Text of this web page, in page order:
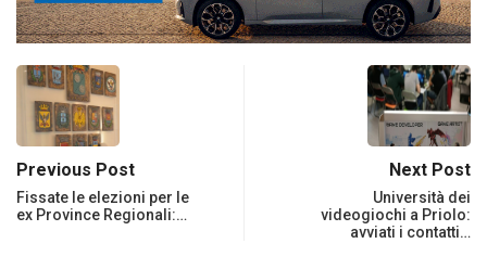
Previous Post
Fissate le elezioni per le
ex Province Regionali:…
Next Post
Università dei
videogiochi a Priolo:
avviati i contatti…